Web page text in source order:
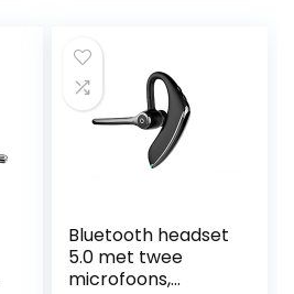
Bluetooth headset
5.0 met twee
microfoons,